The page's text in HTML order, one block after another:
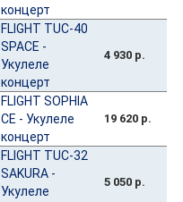
концерт
FLIGHT TUC-40
SPACE -
Укулеле
концерт
4 930 р.
FLIGHT SOPHIA
CE - Укулеле
концерт
19 620 р.
FLIGHT TUC-32
SAKURA -
Укулеле
5 050 р.